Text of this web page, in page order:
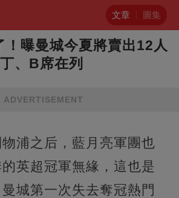
文章 圖集
！曝曼城今夏將賣出12人
、B席在列
ADVERTISEMENT
浦之后，藍月亮軍團也
英超冠軍無緣，這也是
城第一次失去奪冠熱門